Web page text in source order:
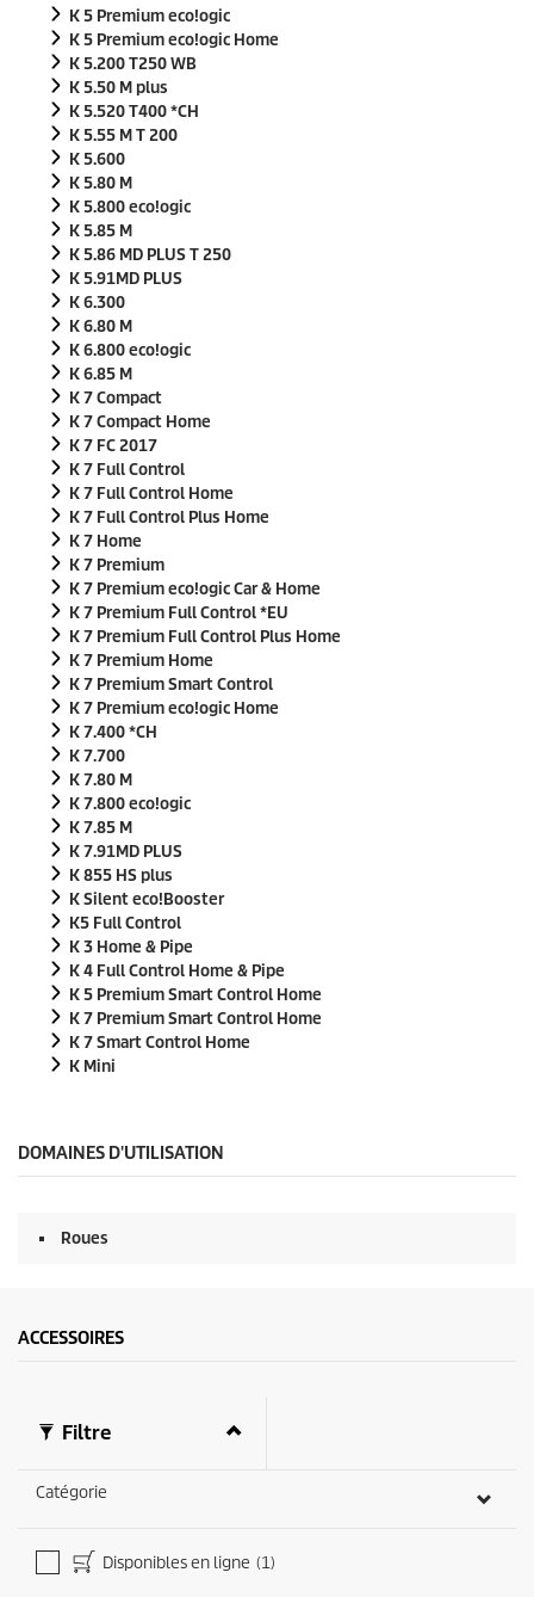
K 5 Premiumeco!ogic
K 5 Premiumeco!ogic Home
K 5.200 T250 WB
K 5.50 M plus
K 5.520 T400 *CH
K 5.55 M T 200
K 5.600
K 5.80 M
K 5.800eco!ogic
K 5.85 M
K 5.86 MD PLUS T 250
K 5.91MD PLUS
K 6.300
K 6.80 M
K 6.800eco!ogic
K 6.85 M
K 7 Compact
K 7 Compact Home
K 7 FC 2017
K 7 Full Control
K 7 Full Control Home
K 7 Full Control Plus Home
K 7 Home
K 7 Premium
K 7 Premiumeco!ogicCar & Home
K 7 Premium Full Control *EU
K 7 Premium Full Control Plus Home
K 7 Premium Home
K 7 Premium Smart Control
K 7 Premiumeco!ogic Home
K 7.400 *CH
K 7.700
K 7.80 M
K 7.800eco!ogic
K 7.85 M
K 7.91MD PLUS
K 855 HS plus
K Silenteco!Booster
K5 Full Control
K 3 Home & Pipe
K 4 Full Control Home & Pipe
K 5 Premium Smart Control Home
K 7 Premium Smart Control Home
K 7 Smart Control Home
K Mini
DOMAINES D'UTILISATION
Roues
ACCESSOIRES
Filtre
Catégorie
Disponibles en ligne (1)